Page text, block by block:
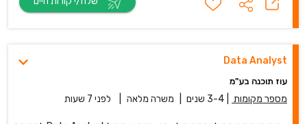
Data Analyst
עוז תוכנה בע"מ
מספר מקומות 3-4 שנים משרה מלאה לפני 7 שעות